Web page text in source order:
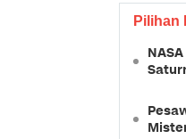
Pilihan